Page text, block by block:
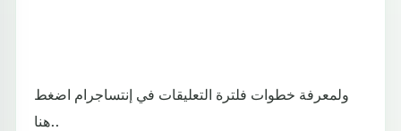
ولمعرفة خطوات فلترة التعليقات في إنتساجرام اضغط
هنا..